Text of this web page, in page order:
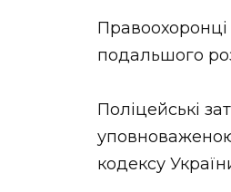
Правоохоронці
подальшого
Поліцейські
кодексу